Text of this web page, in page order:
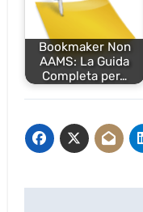
Bookmaker Non
AAMS: La Guida
Completa per…